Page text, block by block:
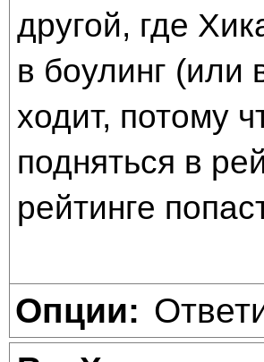
другой, где
в боулинг (или
ходит, потому
подняться в
рейтинге
Опции: